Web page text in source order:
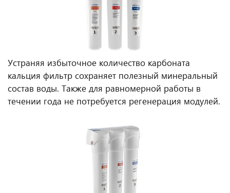
Устраняя избыточное количество карбоната
кальция фильтр сохраняет полезный минеральный
состав воды. Также для равномерной работы в
течении года не потребуется регенерация модулей.